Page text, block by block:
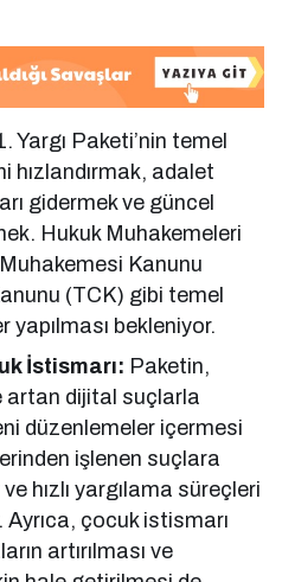
Yargı Paketi’nin temel
hızlandırmak, adalet
gidermek ve güncel
Hukuk Muhakemeleri
Kanunu
(TCK) gibi temel
bekleniyor.
İstismarı: Paketin,
artan dijital suçlarla
düzenlemeler içermesi
işlenen suçlara
hızlı yargılama süreçleri
çocuk istismarı
artırılması ve